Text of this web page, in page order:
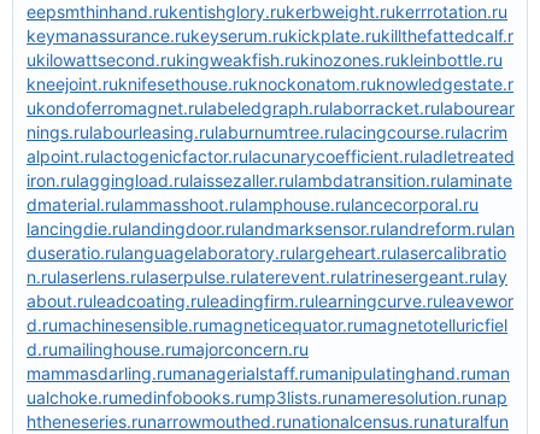
eepsmthinhand.rukentishglory.rukerbweight.rukerrrotation.ru
keymanassurance.rukeyserum.rukickplate.rukillthefattedcalf.r
ukilowattsecond.rukingweakfish.rukinozones.rukleinbottle.ru
kneejoint.ruknifesethouse.ruknockonatom.ruknowledgestate.r
ukondoferromagnet.rulabeledgraph.rulaborracket.rulabourear
nings.rulabourleasing.rulaburnumtree.rulacingcourse.rulacrim
alpoint.rulactogenicfactor.rulacunarycoefficient.ruladletreated
iron.rulaggingload.rulaissezaller.rulambdatransition.rulaminate
dmaterial.rulammasshoot.rulamphouse.rulancecorporal.ru
lancingdie.rulandingdoor.rulandmarksensor.rulandreform.rulan
duseratio.rulanguagelaboratory.rulargeheart.rulasercalibratio
n.rulaserlens.rulaserpulse.rulaterevent.rulatrinesergeant.rulay
about.ruleadcoating.ruleadingfirm.rulearningcurve.ruleavewor
d.rumachinesensible.rumagneticequator.rumagnetotelluricfiel
d.rumailinghouse.rumajorconcern.ru
mammasdarling.rumanagerialstaff.rumanipulatinghand.ruman
ualchoke.rumedinfobooks.rump3lists.runameresolution.runap
htheneseries.runarrowmouthed.runationalcensus.runaturalfun